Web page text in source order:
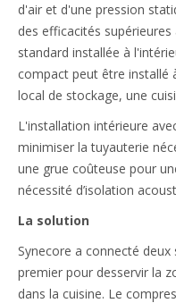
d'air et d'une pression
des efficacités
standard installée à
compact peut être installé
local de stockage, une
L'installation intérieure
minimiser la tuyauterie
une grue coûteuse pour
nécessité d’isolation
La solution
Synecore a connecté deux
premier pour desservir la
dans la cuisine. Le